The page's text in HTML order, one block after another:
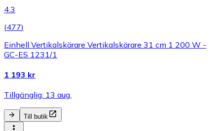
4.3
(477)
Einhell Vertikalskärare Vertikalskärare 31 cm 1 200 W -
GC-ES 1231/1
1 193 kr
Tillgänglig: 13 aug.
Till butik